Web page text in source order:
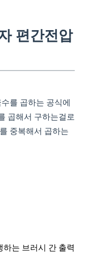
편간전압
를 곱하는 공식에
곱해서 구하는걸로
중복해서 곱하는
는 브러시 간 출력